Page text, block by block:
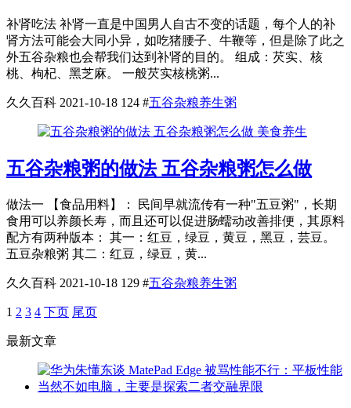
补肾吃法 补肾一直是中国男人自古不变的话题，每个人的补
肾方法可能会大同小异，如吃猪腰子、牛鞭等，但是除了此之
外五谷杂粮也会帮我们达到补肾的目的。 组成：芡实、核
桃、枸杞、黑芝麻。 一般芡实核桃粥...
久久百科 2021-10-18 124 #五谷杂粮养生粥
美食养生
五谷杂粮粥的做法 五谷杂粮粥怎么做
做法一 【食品用料】： 民间早就流传有一种"五豆粥"，长期
食用可以养颜长寿，而且还可以促进肠蠕动改善排便，其原料
配方有两种版本： 其一：红豆，绿豆，黄豆，黑豆，芸豆。
五豆杂粮粥 其二：红豆，绿豆，黄...
久久百科 2021-10-18 129 #五谷杂粮养生粥
1 2 3 4 下页 尾页
最新文章